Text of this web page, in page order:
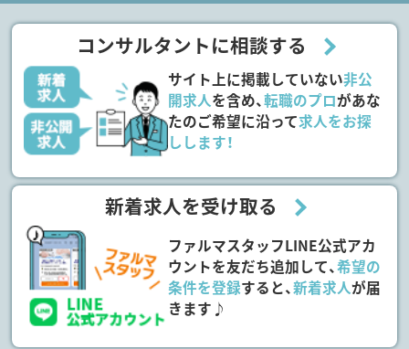
コンサルタントに相談する
サイト上に掲載していない非公
開求人を含め、転職のプロがあな
たのご希望に沿って求人をお探
しします！
新着求人を受け取る
ファルマスタッフLINE公式アカ
ウントを友だち追加して、希望の
条件を登録すると、新着求人が届
きます♪